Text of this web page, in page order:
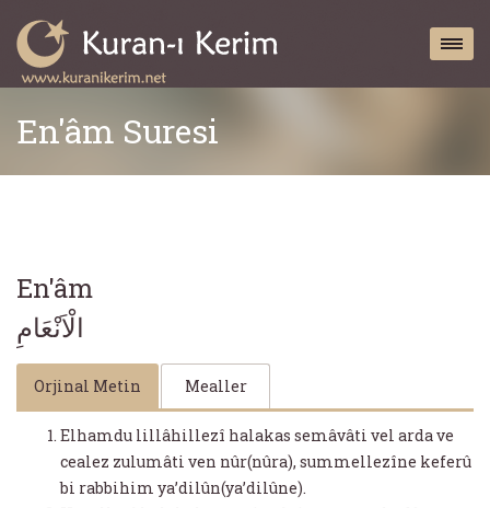
En'âm Suresi
En'âm
الْاَنْعَامِ
Orjinal Metin Mealler
Elhamdu lillâhillezî halakas semâvâti vel arda ve
cealez zulumâti ven nûr(nûra), summellezîne keferû
bi rabbihim ya’dilûn(ya’dilûne).